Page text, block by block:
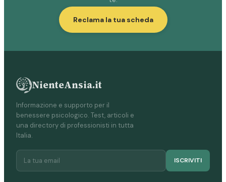
Reclama la tua scheda
NienteAnsia.it
Informazione e supporto per il
benessere psicologico. Test, articoli e
una directory di professionisti in tutta
Italia.
ISCRIVITI